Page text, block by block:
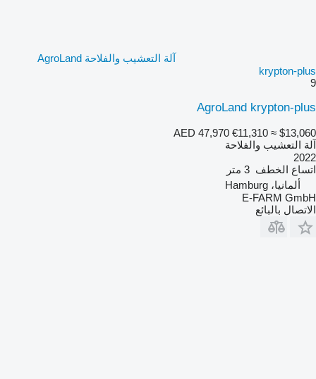
آلة التعشيب والفلاحة AgroLand
krypton-plus
9
AgroLand krypton-plus
AED 47,970 €11,310 ≈ $13,060
آلة التعشيب والفلاحة
2022
اتساع الخطف 3 متر
ألمانيا، Hamburg
E-FARM GmbH
الاتصال بالبائع